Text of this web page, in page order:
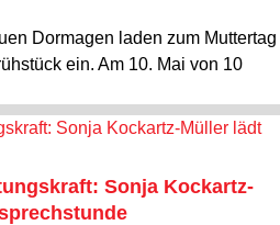
Dormagen laden zum Muttertag
ein. Am 10. Mai von 10
Sonja Kockartz-